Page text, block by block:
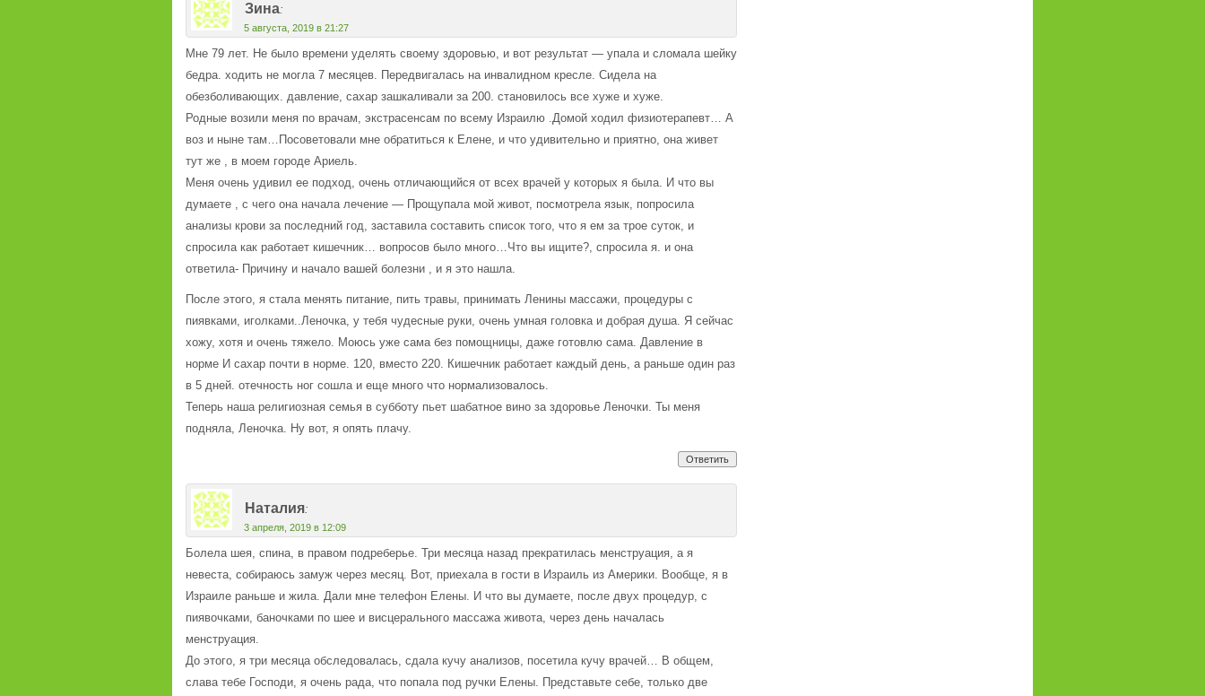
Зина:
5 августа, 2019 в 21:27
Мне 79 лет. Не было времени уделять своему здоровью, и вот результат — упала и сломала шейку
бедра. ходить не могла 7 месяцев. Передвигалась на инвалидном кресле. Сидела на
обезболивающих. давление, сахар зашкаливали за 200. становилось все хуже и хуже.
Родные возили меня по врачам, экстрасенсам по всему Израилю .Домой ходил физиотерапевт… А
воз и ныне там…Посоветовали мне обратиться к Елене, и что удивительно и приятно, она живет
тут же , в моем городе Ариель.
Меня очень удивил ее подход, очень отличающийся от всех врачей у которых я была. И что вы
думаете , с чего она начала лечение — Прощупала мой живот, посмотрела язык, попросила
анализы крови за последний год, заставила составить список того, что я ем за трое суток, и
спросила как работает кишечник… вопросов было много…Что вы ищите?, спросила я. и она
ответила- Причину и начало вашей болезни , и я это нашла.
После этого, я стала менять питание, пить травы, принимать Ленины массажи, процедуры с
пиявками, иголками..Леночка, у тебя чудесные руки, очень умная головка и добрая душа. Я сейчас
хожу, хотя и очень тяжело. Моюсь уже сама без помощницы, даже готовлю сама. Давление в
норме И сахар почти в норме. 120, вместо 220. Кишечник работает каждый день, а раньше один раз
в 5 дней. отечность ног сошла и еще много что нормализовалось.
Теперь наша религиозная семья в субботу пьет шабатное вино за здоровье Леночки. Ты меня
подняла, Леночка. Ну вот, я опять плачу.
Ответить
Наталия:
3 апреля, 2019 в 12:09
Болела шея, спина, в правом подреберье. Три месяца назад прекратилась менструация, а я
невеста, собираюсь замуж через месяц. Вот, приехала в гости в Израиль из Америки. Вообще, я в
Израиле раньше и жила. Дали мне телефон Елены. И что вы думаете, после двух процедур, с
пиявочками, баночками по шее и висцерального массажа живота, через день началась
менструация.
До этого, я три месяца обследовалась, сдала кучу анализов, посетила кучу врачей… В общем,
слава тебе Господи, я очень рада, что попала под ручки Елены. Представьте себе, только две